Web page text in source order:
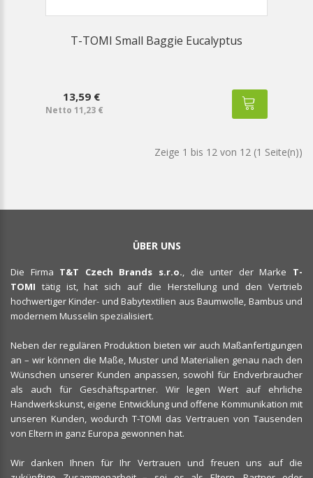
T-TOMI Small Baggie Eucalyptus
13,59 €
Netto 11,23 €
Zeige 1 bis 12 von 12 (1 Seite(n))
ÜBER UNS
Die Firma T&T Czech Brands s.r.o., die unter der Marke T-
TOMI tätig ist, hat sich auf die Herstellung und den Vertrieb
hochwertiger Kinder- und Babytextilien aus Baumwolle, Bambus und
modernem Musselin spezialisiert.
Neben der regulären Produktion bieten wir auch Maßanfertigungen
an – wir können die Maße, Muster und Materialien genau nach den
Wünschen unserer Kunden anpassen, sowohl für Endverbraucher
als auch für Geschäftspartner. Wir legen Wert auf ehrliche
Handwerkskunst, eigene Entwicklung und offene Kommunikation mit
unseren Kunden, wodurch T-TOMI das Vertrauen von Tausenden
von Eltern in ganz Europa gewonnen hat.
Wir danken Ihnen für Ihr Vertrauen und freuen uns auf die